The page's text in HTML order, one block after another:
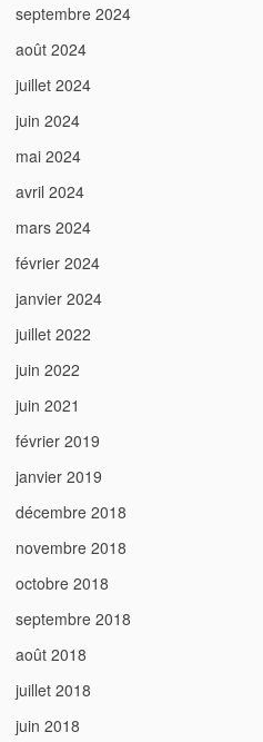
septembre 2024
août 2024
juillet 2024
juin 2024
mai 2024
avril 2024
mars 2024
février 2024
janvier 2024
juillet 2022
juin 2022
juin 2021
février 2019
janvier 2019
décembre 2018
novembre 2018
octobre 2018
septembre 2018
août 2018
juillet 2018
juin 2018